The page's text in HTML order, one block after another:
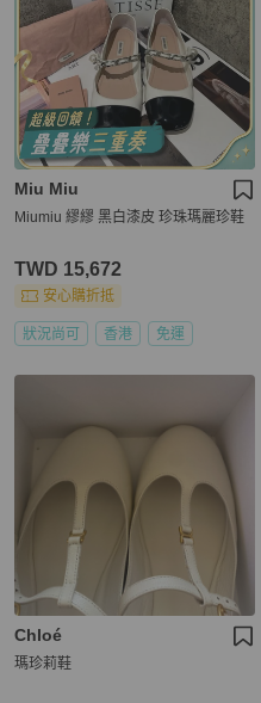
Miu Miu
Miumiu 繆繆 黑白漆皮 珍珠瑪麗珍鞋
TWD 15,672
安心購折抵
狀況尚可 香港 免運
Chloé
瑪珍莉鞋